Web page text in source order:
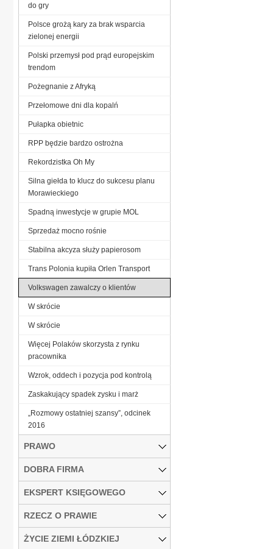
do gry
Polsce grożą kary za brak wsparcia
zielonej energii
Polski przemysł pod prąd europejskim
trendom
Pożegnanie z Afryką
Przełomowe dni dla kopalń
Pułapka obietnic
RPP będzie bardzo ostrożna
Rekordzistka Oh My
Silna giełda to klucz do sukcesu planu
Morawieckiego
Spadną inwestycje w grupie MOL
Sprzedaż mocno rośnie
Stabilna akcyza służy papierosom
Trans Polonia kupiła Orlen Transport
Volkswagen zawalczy o klientów
W skrócie
W skrócie
Więcej Polaków skorzysta z rynku
pracownika
Wzrok, oddech i pozycja pod kontrolą
Zaskakujący spadek zysku i marż
„Rozmowy ostatniej szansy”, odcinek
2016
PRAWO
DOBRA FIRMA
EKSPERT KSIĘGOWEGO
RZECZ O PRAWIE
ŻYCIE ZIEMI ŁÓDZKIEJ